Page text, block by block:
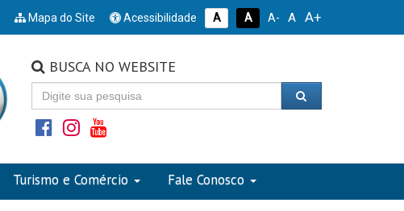
Mapa do Site Acessibilidade A A A- A A+
BUSCA NO WEBSITE
Turismo e Comércio Fale Conosco